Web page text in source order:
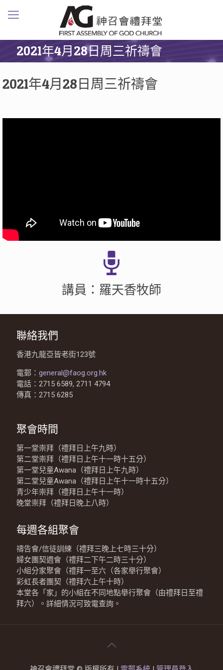
2021年4月28日周三祈禱會
2021年4月28日周三祈禱會
講員：羅天香牧師
聯絡我們
香港九龍亞皆老街123號
電郵： general@faog.org.hk
電話：2715 6589, 2711 4794
傳真：2715 6285
聚會時間
第一堂崇拜（禮拜日上午九時）
第二堂崇拜（禮拜日上午十一時十五分）
第一堂兒童Awana（禮拜日上午九時）
第二堂兒童Awana（禮拜日上午十一時十五分）
青少年崇拜（禮拜日上午十一時）
晚堂崇拜（禮拜日晚上八時）
每週各組聚會
禱告會/信徒訓練（禮拜三晚上七時三十分）
婦女團契週會（禮拜二下午二時三十分）
小組分家聚會（禮拜一至六（各家舉行聚會）
彩虹長者團契（禮拜六上午十時）
本堂各「家」的小組在不同地點舉行聚會（由禮拜日至禮
拜六）。詳細情況可致電查詢。